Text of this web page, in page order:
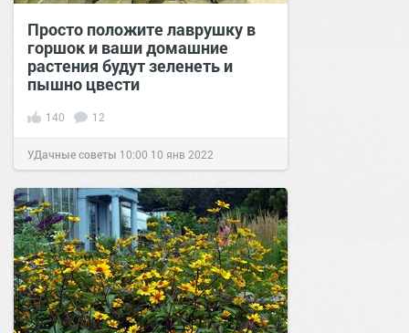
Просто положите лаврушку в
горшок и ваши домашние
растения будут зеленеть и
пышно цвести
140 12
УДачные советы 10:00 10 янв 2022